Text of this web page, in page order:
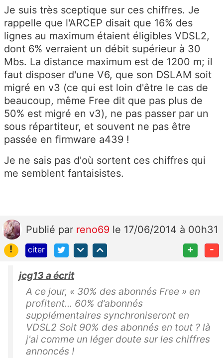
Je suis très sceptique sur ces chiffres. Je
rappelle que l'ARCEP disait que 16% des
lignes au maximum étaient éligibles VDSL2,
dont 6% verraient un débit supérieur à 30
Mbs. La distance maximum est de 1200 m; il
faut disposer d'une V6, que son DSLAM soit
migré en v3 (ce qui est loin d'être le cas de
beaucoup, même Free dit que pas plus de
50% est migré en v3), ne pas passer par un
sous répartiteur, et souvent ne pas être
passée en firmware a439 !
Je ne sais pas d'où sortent ces chiffres qui
me semblent fantaisistes.
Publié par reno69 le 17/06/2014 à 00h31
!
citer + -
jcg13 a écrit
A ce jour, « 30% des abonnés Free » en
profitent... 60% d’abonnés
supplémentaires synchroniseront en
VDSL2 Soit 90% des abonnés en tout ? là
j'ai comme un léger doute sur les chiffres
annoncés !